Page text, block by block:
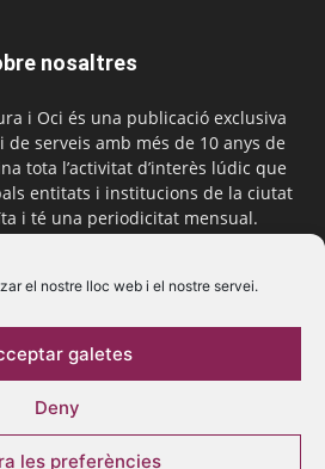
el nostre lloc web i el nostre servei.
galetes
Deny
les preferències
nosaltres
i Oci és una publicació exclusiva
serveis amb més de 10 anys de
tota l’activitat d’interès lúdic que
entitats i institucions de la ciutat
i té una periodicitat mensual.
nos